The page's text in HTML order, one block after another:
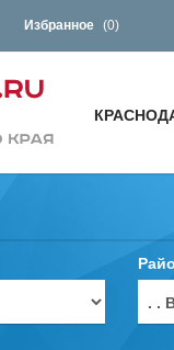
Избранное (0)
. .